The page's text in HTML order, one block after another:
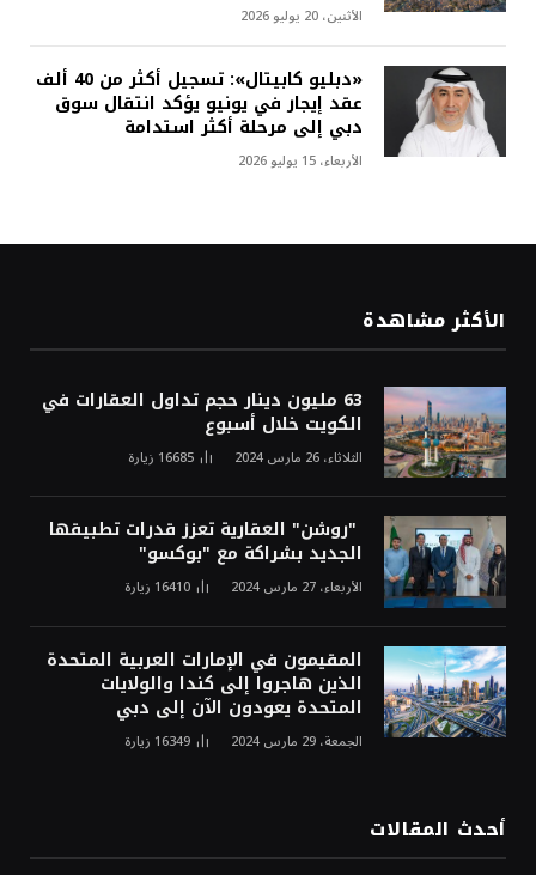
الأثنين، 20 يوليو 2026
«دبليو كابيتال»: تسجيل أكثر من 40 ألف
عقد إيجار في يونيو يؤكد انتقال سوق
دبي إلى مرحلة أكثر استدامة
الأربعاء، 15 يوليو 2026
الأكثر مشاهدة
63 مليون دينار حجم تداول العقارات في
الكويت خلال أسبوع
الثلاثاء، 26 مارس 2024 16685 زيارة
"روشن" العقارية تعزز قدرات تطبيقها
الجديد بشراكة مع "بوكسو"
الأربعاء، 27 مارس 2024 16410 زيارة
المقيمون في الإمارات العربية المتحدة
الذين هاجروا إلى كندا والولايات
المتحدة يعودون الآن إلى دبي
الجمعة، 29 مارس 2024 16349 زيارة
أحدث المقالات